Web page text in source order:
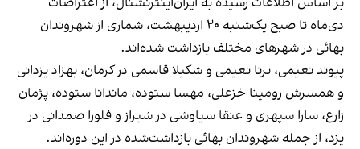
دی‌ماه تا صبح یک‌شنبه ۲۰ اردیبهشت، شماری از شهروندان
بهائی در شهرهای مختلف بازداشت شده‌اند.
پیوند نعیمی، برنا نعیمی و شکیلا قاسمی در کرمان، بهزاد یزدانی
و همسرش رومینا خزعلی، مهسا ستوده، ماندانا ستوده، پژمان
زارع، سارا سپهری و عنقا سیاوشی در شیراز و فلورا صمدانی در
یزد، از جمله شهروندان بهائی بازداشت‌شده در این دوره‌اند.